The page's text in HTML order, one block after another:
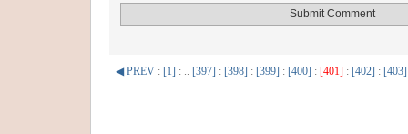
◀ PREV : [1] : .. [397] : [398] : [399] : [400] : [401] : [402] : [403]